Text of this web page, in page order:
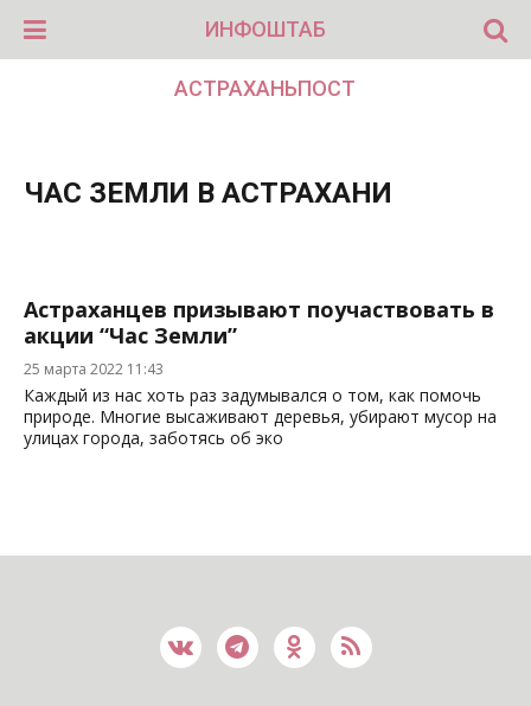
ИНФОШТАБ
АСТРАХАНЬПОСТ
ЧАС ЗЕМЛИ В АСТРАХАНИ
Астраханцев призывают поучаствовать в
акции “Час Земли”
25 марта 2022 11:43
Каждый из нас хоть раз задумывался о том, как помочь
природе. Многие высаживают деревья, убирают мусор на
улицах города, заботясь об эко